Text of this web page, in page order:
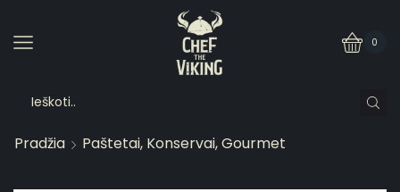
0
Pradžia Paštetai, Konservai, Gourmet